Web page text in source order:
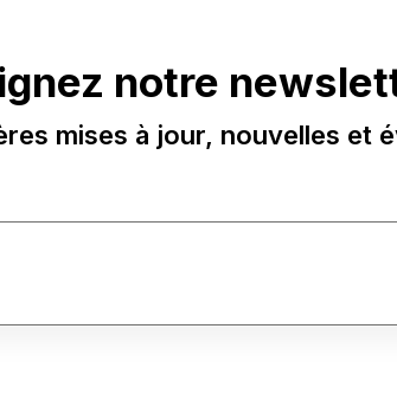
notre
mises à jour, nouvelles et